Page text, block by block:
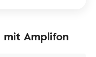
Amplifon